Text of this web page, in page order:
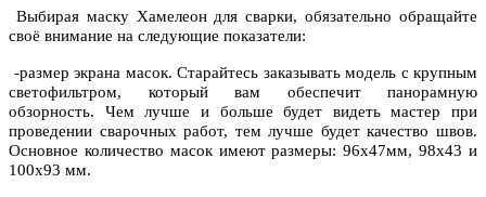
Выбирая маску Хамелеон для сварки, обязательно обращайте
своё внимание на следующие показатели:
-размер экрана масок. Старайтесь заказывать модель с крупным
светофильтром, который вам обеспечит панорамную
обзорность. Чем лучше и больше будет видеть мастер при
проведении сварочных работ, тем лучше будет качество швов.
Основное количество масок имеют размеры: 96х47мм, 98х43 и
100х93 мм.